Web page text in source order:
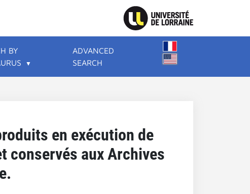
BY
ADVANCED
SEARCH
en exécution de
conservés aux Archives